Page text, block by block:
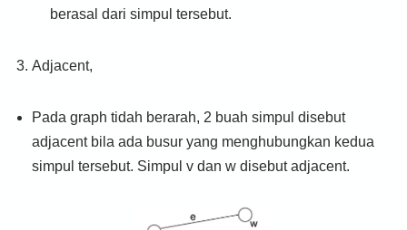
berasal dari simpul tersebut.
Adjacent,
Pada graph tidah berarah, 2 buah simpul disebut
adjacent bila ada busur yang menghubungkan kedua
simpul tersebut. Simpul v dan w disebut adjacent.